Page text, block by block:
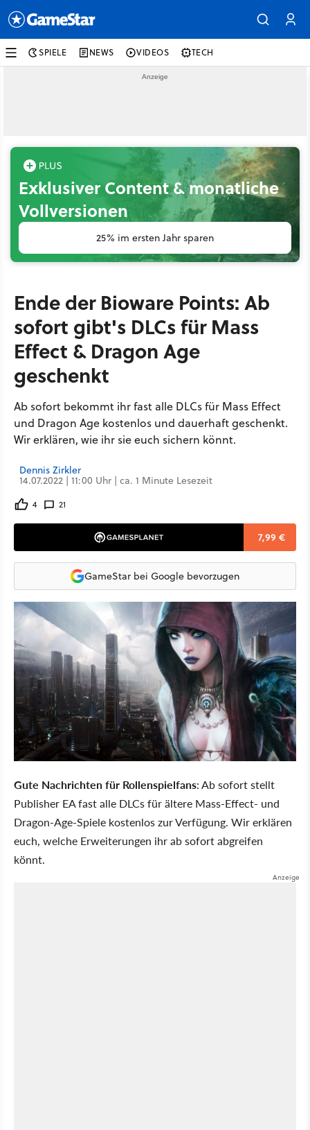
SPIELE NEWS VIDEOS TECH
Exklusiver Content & monatliche
Vollversionen
25% im ersten Jahr sparen
Ende der Bioware Points: Ab
sofort gibt's DLCs für Mass
Effect & Dragon Age
geschenkt
Ab sofort bekommt ihr fast alle DLCs für Mass Effect
und Dragon Age kostenlos und dauerhaft geschenkt.
Wir erklären, wie ihr sie euch sichern könnt.
Dennis Zirkler
14.07.2022 | 11:00 Uhr | ca. 1 Minute Lesezeit
4 21
7,99 €
GameStar bei Google bevorzugen
Gute Nachrichten für Rollenspielfans: Ab sofort stellt
Publisher EA fast alle DLCs für ältere Mass-Effect- und
Dragon-Age-Spiele kostenlos zur Verfügung. Wir erklären
euch, welche Erweiterungen ihr ab sofort abgreifen
könnt.